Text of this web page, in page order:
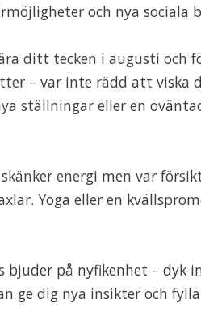
och nya sociala
ditt tecken i augusti och
– var inte rädd att
ställningar eller en
energi men var
Yoga eller en
bjuder på nyfikenhet – dyk
ge dig nya insikter och